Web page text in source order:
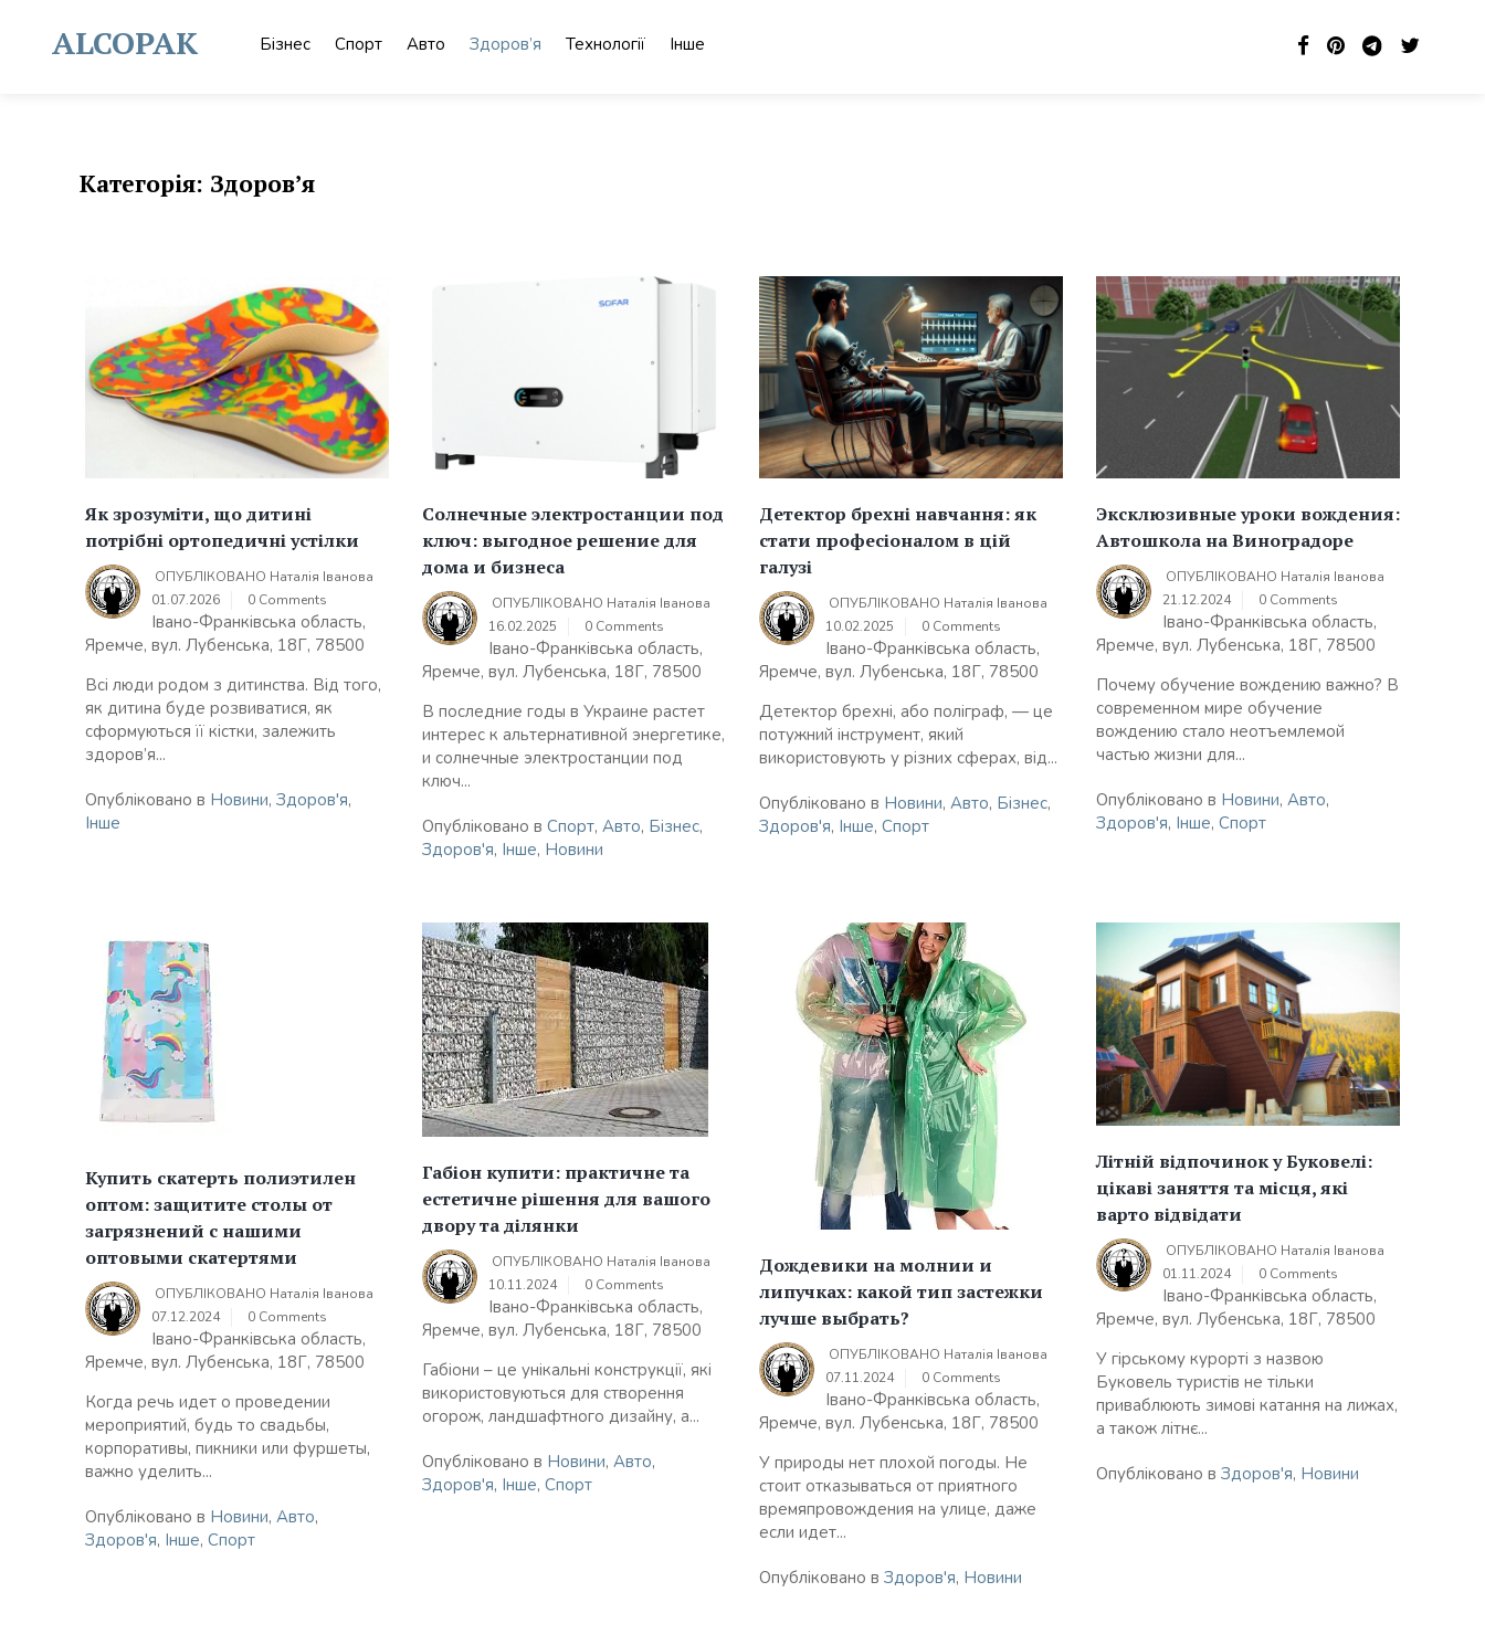
contentALCOPAK Бізнес Спорт Авто Здоров’я Технології Інше
Категорія: Здоров’я
Як зрозуміти, що дитині
потрібні ортопедичні устілки
ОПУБЛІКОВАНО Наталія Іванова
01.07.2026
0 Comments
Івано-Франківська область,
Яремче, вул. Лубенська, 18Г, 78500
Всі люди родом з дитинства. Від того,
як дитина буде розвиватися, як
сформуються її кістки, залежить
здоров’я...
Опубліковано в Новини, Здоров'я,
Інше
Солнечные электростанции под
ключ: выгодное решение для
дома и бизнеса
ОПУБЛІКОВАНО Наталія Іванова
16.02.2025
0 Comments
Івано-Франківська область,
Яремче, вул. Лубенська, 18Г, 78500
В последние годы в Украине растет
интерес к альтернативной энергетике,
и солнечные электростанции под
ключ...
Опубліковано в Спорт, Авто, Бізнес,
Здоров'я, Інше, Новини
Детектор брехні навчання: як
стати професіоналом в цій
галузі
ОПУБЛІКОВАНО Наталія Іванова
10.02.2025
0 Comments
Івано-Франківська область,
Яремче, вул. Лубенська, 18Г, 78500
Детектор брехні, або поліграф, — це
потужний інструмент, який
використовують у різних сферах, від...
Опубліковано в Новини, Авто, Бізнес,
Здоров'я, Інше, Спорт
Эксклюзивные уроки вождения:
Автошкола на Виноградоре
ОПУБЛІКОВАНО Наталія Іванова
21.12.2024
0 Comments
Івано-Франківська область,
Яремче, вул. Лубенська, 18Г, 78500
Почему обучение вождению важно? В
современном мире обучение
вождению стало неотъемлемой
частью жизни для...
Опубліковано в Новини, Авто,
Здоров'я, Інше, Спорт
Купить скатерть полиэтилен
оптом: защитите столы от
загрязнений с нашими
оптовыми скатертями
ОПУБЛІКОВАНО Наталія Іванова
07.12.2024
0 Comments
Івано-Франківська область,
Яремче, вул. Лубенська, 18Г, 78500
Когда речь идет о проведении
мероприятий, будь то свадьбы,
корпоративы, пикники или фуршеты,
важно уделить...
Опубліковано в Новини, Авто,
Здоров'я, Інше, Спорт
Габіон купити: практичне та
естетичне рішення для вашого
двору та ділянки
ОПУБЛІКОВАНО Наталія Іванова
10.11.2024
0 Comments
Івано-Франківська область,
Яремче, вул. Лубенська, 18Г, 78500
Габіони – це унікальні конструкції, які
використовуються для створення
огорож, ландшафтного дизайну, а...
Опубліковано в Новини, Авто,
Здоров'я, Інше, Спорт
Дождевики на молнии и
липучках: какой тип застежки
лучше выбрать?
ОПУБЛІКОВАНО Наталія Іванова
07.11.2024
0 Comments
Івано-Франківська область,
Яремче, вул. Лубенська, 18Г, 78500
У природы нет плохой погоды. Не
стоит отказываться от приятного
времяпровождения на улице, даже
если идет...
Опубліковано в Здоров'я, Новини
Літній відпочинок у Буковелі:
цікаві заняття та місця, які
варто відвідати
ОПУБЛІКОВАНО Наталія Іванова
01.11.2024
0 Comments
Івано-Франківська область,
Яремче, вул. Лубенська, 18Г, 78500
У гірському курорті з назвою
Буковель туристів не тільки
приваблюють зимові катання на лижах,
а також літнє...
Опубліковано в Здоров'я, Новини